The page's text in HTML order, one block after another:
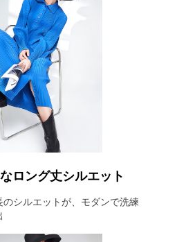
ロング丈シルエット
シルエットが、モダンで洗練